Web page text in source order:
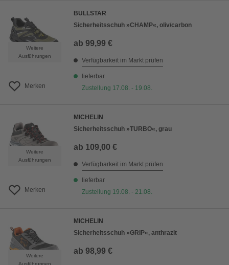
Weitere
Ausführungen
Merken
BULLSTAR
Sicherheitsschuh »CHAMP«, oliv/carbon
ab 99,99 €
Verfügbarkeit im Markt prüfen
lieferbar
Zustellung 17.08. - 19.08.
Weitere
Ausführungen
Merken
MICHELIN
Sicherheitsschuh »TURBO«, grau
ab 109,00 €
Verfügbarkeit im Markt prüfen
lieferbar
Zustellung 19.08. - 21.08.
Weitere
Ausführungen
MICHELIN
Sicherheitsschuh »GRIP«, anthrazit
ab 98,99 €